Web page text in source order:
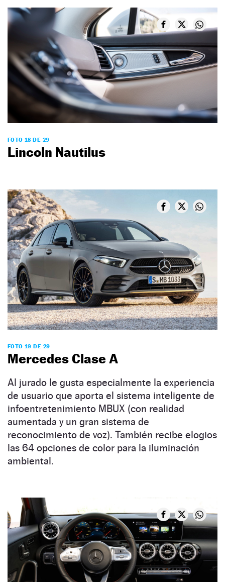
FOTO 18 DE 29
Lincoln Nautilus
FOTO 19 DE 29
Mercedes Clase A
Al jurado le gusta especialmente la experiencia
de usuario que aporta el sistema inteligente de
infoentretenimiento MBUX (con realidad
aumentada y un gran sistema de
reconocimiento de voz). También recibe elogios
las 64 opciones de color para la iluminación
ambiental.